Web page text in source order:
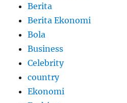
Berita
Berita Ekonomi
Bola
Business
Celebrity
country
Ekonomi